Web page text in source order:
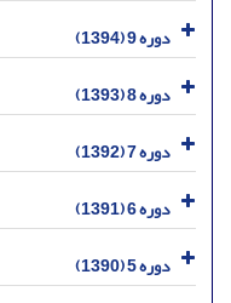
دوره 9 (1394)
دوره 8 (1393)
دوره 7 (1392)
دوره 6 (1391)
دوره 5 (1390)